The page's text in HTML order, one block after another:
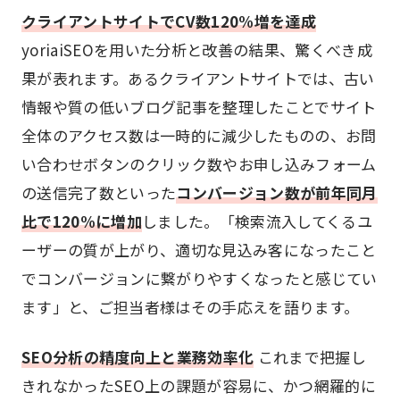
クライアントサイトでCV数120%増を達成
yoriaiSEOを用いた分析と改善の結果、驚くべき成
果が表れます。あるクライアントサイトでは、古い
情報や質の低いブログ記事を整理したことでサイト
全体のアクセス数は一時的に減少したものの、お問
い合わせボタンのクリック数やお申し込みフォーム
の送信完了数といったコンバージョン数が前年同月
比で120%に増加しました。「検索流入してくるユ
ーザーの質が上がり、適切な見込み客になったこと
でコンバージョンに繋がりやすくなったと感じてい
ます」と、ご担当者様はその手応えを語ります。
SEO分析の精度向上と業務効率化 これまで把握し
きれなかったSEO上の課題が容易に、かつ網羅的に